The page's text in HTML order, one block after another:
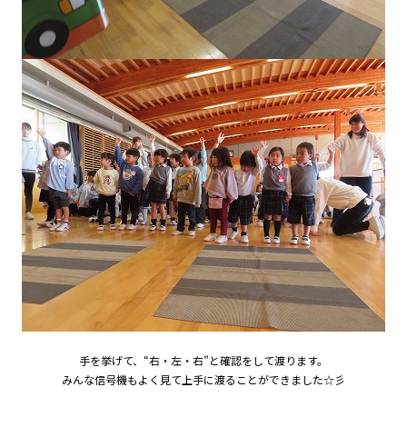
手を挙げて、“右・左・右”と確認をして渡ります。
みんな信号機もよく見て上手に渡ることができました☆彡
資料請求
未就園児教室
未就園児教室のご案内
ひよこクラブ
さくらんぼクラブ
親子教室にこにこキッズ（1・2歳児）